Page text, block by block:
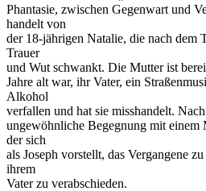
Phantasie, zwischen Gegenwart und
handelt von
der 18-jährigen Natalie, die nach dem
Trauer
und Wut schwankt. Die Mutter ist
Jahre alt war, ihr Vater, ein
Alkohol
verfallen und hat sie misshandelt.
ungewöhnliche Begegnung mit einem
der sich
als Joseph vorstellt, das Vergangene
ihrem
Vater zu verabschieden.